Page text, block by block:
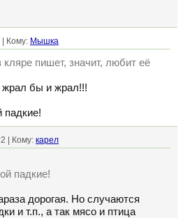
| Кому: Мышка
кляре пишет, значит, любит её
бы и жрал!!!
| Кому: кaрел
падкие!
дорогая. Но случаются
и т.п., а так мясо и птица